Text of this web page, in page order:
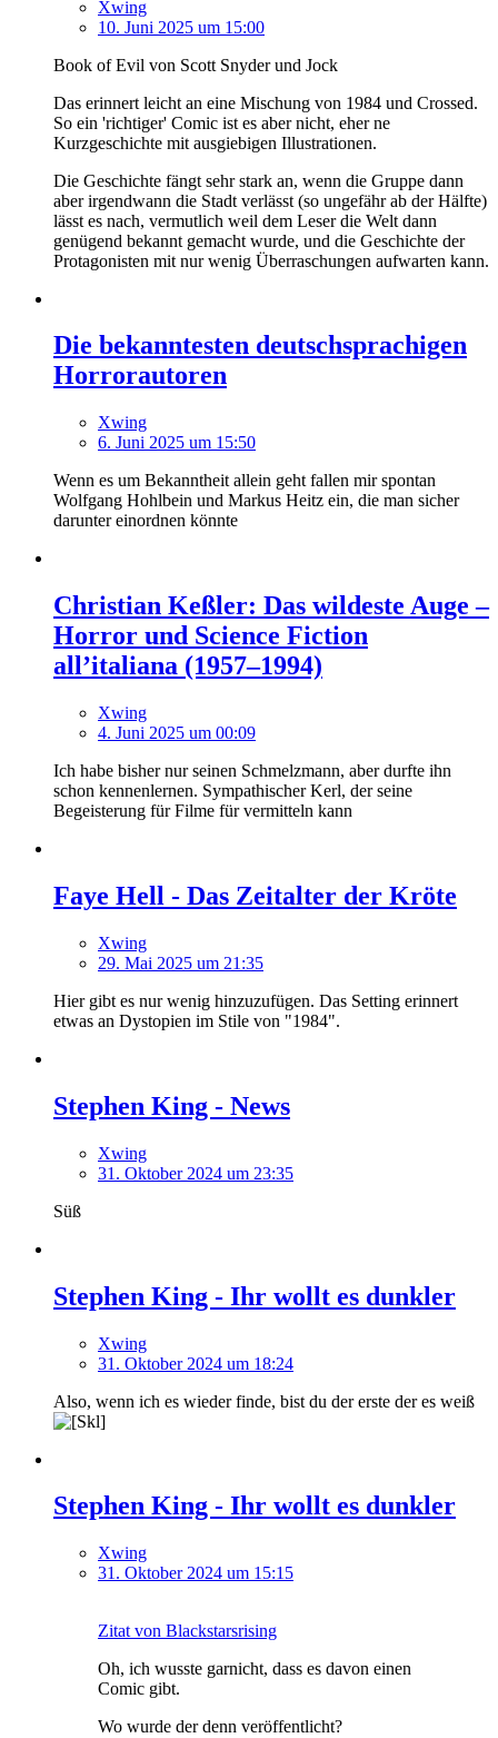
Xwing
10. Juni 2025 um 15:00
Book of Evil von Scott Snyder und Jock
Das erinnert leicht an eine Mischung von 1984 und Crossed.
So ein 'richtiger' Comic ist es aber nicht, eher ne
Kurzgeschichte mit ausgiebigen Illustrationen.
Die Geschichte fängt sehr stark an, wenn die Gruppe dann
aber irgendwann die Stadt verlässt (so ungefähr ab der Hälfte)
lässt es nach, vermutlich weil dem Leser die Welt dann
genügend bekannt gemacht wurde, und die Geschichte der
Protagonisten mit nur wenig Überraschungen aufwarten kann.
Die bekanntesten deutschsprachigen
Horrorautoren
Xwing
6. Juni 2025 um 15:50
Wenn es um Bekanntheit allein geht fallen mir spontan
Wolfgang Hohlbein und Markus Heitz ein, die man sicher
darunter einordnen könnte
Christian Keßler: Das wildeste Auge –
Horror und Science Fiction
all’italiana (1957–1994)
Xwing
4. Juni 2025 um 00:09
Ich habe bisher nur seinen Schmelzmann, aber durfte ihn
schon kennenlernen. Sympathischer Kerl, der seine
Begeisterung für Filme für vermitteln kann
Faye Hell - Das Zeitalter der Kröte
Xwing
29. Mai 2025 um 21:35
Hier gibt es nur wenig hinzuzufügen. Das Setting erinnert
etwas an Dystopien im Stile von "1984".
Stephen King - News
Xwing
31. Oktober 2024 um 23:35
Süß
Stephen King - Ihr wollt es dunkler
Xwing
31. Oktober 2024 um 18:24
Also, wenn ich es wieder finde, bist du der erste der es weiß
Stephen King - Ihr wollt es dunkler
Xwing
31. Oktober 2024 um 15:15
Zitat von Blackstarsrising
Oh, ich wusste garnicht, dass es davon einen
Comic gibt.
Wo wurde der denn veröffentlicht?